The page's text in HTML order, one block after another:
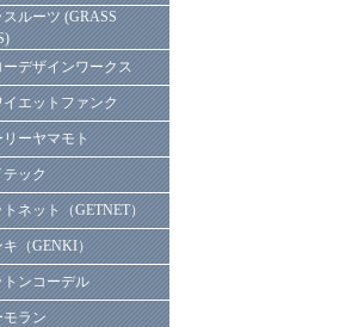
スルーツ (GRASS
ーデザインワークス
イエットファンク
リーヤマモト
テック
トネット（GETNET）
キ（GENKI）
トンコーデル
モラン